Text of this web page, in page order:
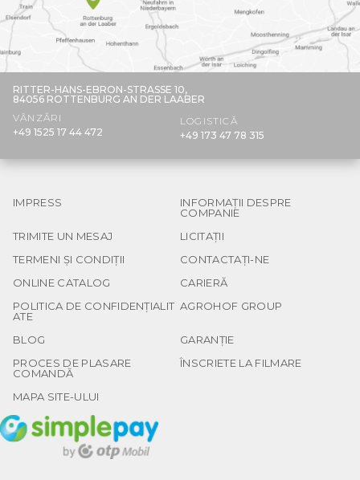
RITTER-HANS-EBRON-STRASSE 10,
84056 ROTTENBURG AN DER LAABER
VÂNZĂRI
+49 1525 17 44 472
LOGISTICĂ
+49 173 47 78 315
IMPRESS
INFORMAȚII DESPRE
COMPANIE
TRIMITE UN MESAJ
LICITAȚII
TERMENI ȘI CONDIȚII
CONTACTAȚI-NE
ONLINE CATALOG
CARIERĂ
POLITICA DE CONFIDENȚIALIT
ATE
AGROHOF GROUP
BLOG
GARANȚIE
PROCES DE PLASARE
COMANDĂ
ÎNSCRIETE LA FILMARE
MAPA SITE-ULUI